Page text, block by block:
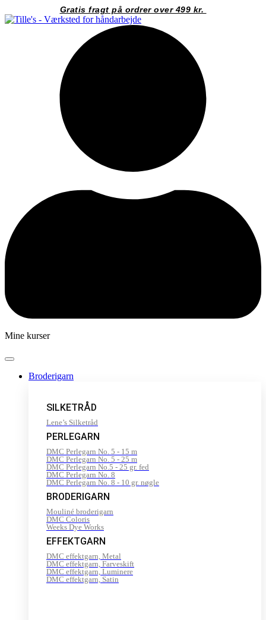
til
Gratis fragt på ordrer over 499 kr.
Mine kurser
Broderigarn
SILKETRÅD
Lene’s Silketråd
PERLEGARN
DMC Perlegarn No. 5 - 15 m
DMC Perlegarn No. 5 - 25 m
DMC Perlegarn No.5 - 25 gr. fed
DMC Perlegarn No. 8
DMC Perlegarn No. 8 - 10 gr. nøgle
BRODERIGARN
Mouliné broderigarn
DMC Coloris
Weeks Dye Works
EFFEKTGARN
DMC effektgarn, Metal
DMC effektgarn, Farveskift
DMC effektgarn, Luminere
DMC effektgarn, Satin